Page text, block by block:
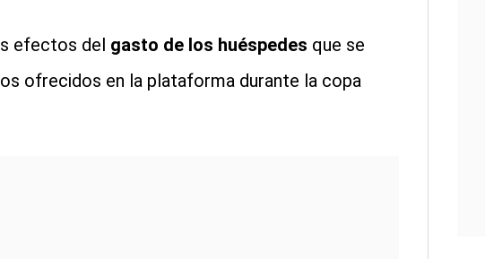
efectos del gasto de los huéspedes que se
ofrecidos en la plataforma durante la copa